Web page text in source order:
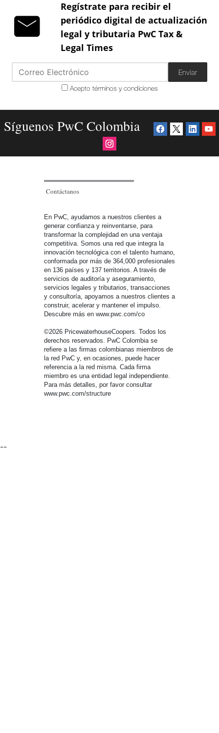
Regístrate para recibir el
periódico digital de actualización
legal y tributaria PwC Tax &
Legal Times
Enviar
Acepto términos y condiciones
Síguenos PwC Colombia
Contáctanos
En PwC, ayudamos a nuestros clientes a
generar confianza y reinventarse, para
transformar la complejidad en una ventaja
competitiva. Somos una red que integra la
innovación tecnológica con el talento humano,
conformada por más de 364,000 profesionales
en 136 países y 137 territorios. A través de
servicios de auditoría y aseguramiento,
servicios legales y tributarios, transacciones
y consultoría, apoyamos a nuestros clientes a
construir, acelerar y mantener el impulso.
Descubre más en www.pwc.com/co
©2026 PricewaterhouseCoopers. Todos los
derechos reservados. PwC Colombia se
refiere a las firmas colombianas miembros de
la red PwC y, en ocasiones, puede hacer
referencia a la red misma. Cada firma
miembro es una entidad legal independiente.
Para más detalles, por favor consultar
www.pwc.com/structure
--